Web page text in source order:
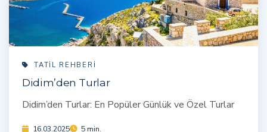
TATIL REHBERI
Didim’den Turlar
Didim’den Turlar: En Popüler Günlük ve Özel Turlar
16.03.2025 5 min.